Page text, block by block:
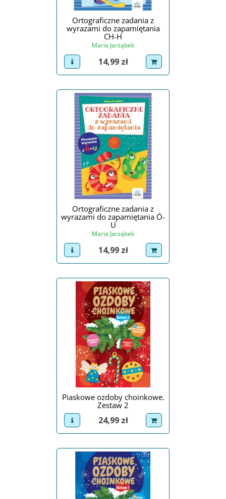
Ortograficzne zadania z
wyrazami do zapamiętania
CH-H
Maria Jarząbek
view product
Cena
14,99 zł dodaj do koszyka
Ortograficzne zadania z
wyrazami do zapamiętania Ó-
U
Maria Jarząbek
view product
Cena
14,99 zł dodaj do koszyka
Piaskowe ozdoby choinkowe.
Zestaw 2
view product
Cena
24,99 zł dodaj do koszyka